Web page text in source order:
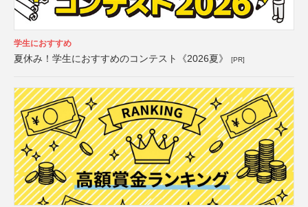
学生におすすめ
夏休み！学生におすすめのコンテスト《2026夏》 [PR]